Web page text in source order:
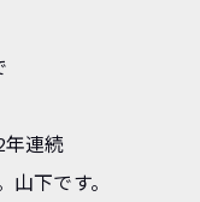
連続
下です。